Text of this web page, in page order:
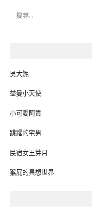
吳大妮
益曼小天使
小可愛阿貴
跳躍的宅男
民宿女王芽月
猴屁的異想世界